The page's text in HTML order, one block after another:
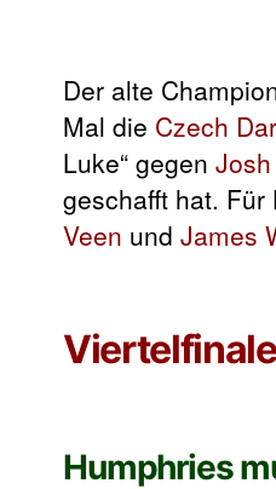
Der alte
Mal die Czech
Luke“ gegen
geschafft hat.
Veen und James
Humphries